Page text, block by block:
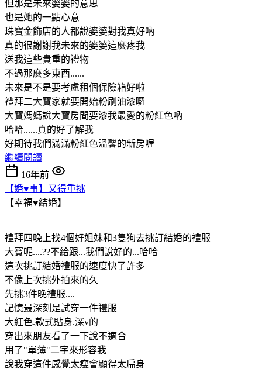
但那是未來婆婆的意思
也是她的一點心意
珠寶金飾店的人都說婆婆對我真好吶
真的很謝謝我未來的婆婆這麼疼我
送我這些貴重的禮物
不過那麼多東西......
未來是不是要考慮租個保險箱好啦
禮拜二大寶家就要開始粉刷油漆囉
大寶媽媽說大寶房間要漆我最愛的粉紅色吶
哈哈......真的好了解我
好期待我們滿滿粉紅色溫馨的新房喔
繼續閱讀
16年前
【婚♥事】又得重挑
【幸福♥結婚】
禮拜四晚上找4個好姐妹和3隻狗去挑訂結婚的禮服
大寶呢....??不給跟...我們說好的...哈哈
這次挑訂結婚禮服的速度快了許多
不像上次挑外拍來的久
先挑3件晚禮服....
記憶最深刻是試穿一件禮服
大紅色.款式貼身.深v的
穿出來朋友看了一下說不適合
用了"單薄"二字來形容我
說我穿這件感覺太瘦會顯得太扁身